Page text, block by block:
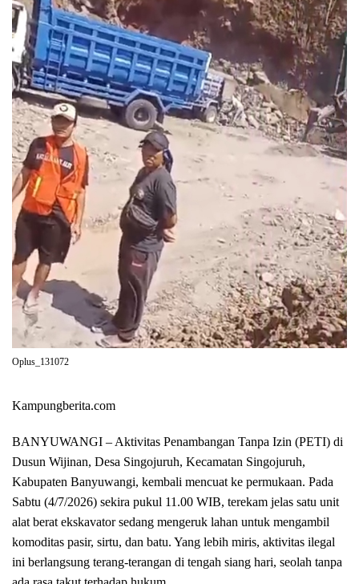
Oplus_131072
Kampungberita.com
BANYUWANGI – Aktivitas Penambangan Tanpa Izin (PETI) di
Dusun Wijinan, Desa Singojuruh, Kecamatan Singojuruh,
Kabupaten Banyuwangi, kembali mencuat ke permukaan. Pada
Sabtu (4/7/2026) sekira pukul 11.00 WIB, terekam jelas satu unit
alat berat ekskavator sedang mengeruk lahan untuk mengambil
komoditas pasir, sirtu, dan batu. Yang lebih miris, aktivitas ilegal
ini berlangsung terang-terangan di tengah siang hari, seolah tanpa